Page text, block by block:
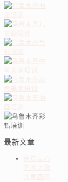
最新文章
开启童心
艺术之旅
儿童画简